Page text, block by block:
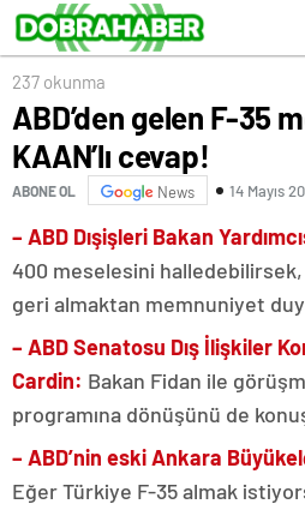
237 okunma
ABD’den gelen F-35
KAAN’lı cevap!
ABONE OL News 14 Mayıs
– ABD Dışişleri Bakan
400 meselesini halledebilirsek,
geri almaktan memnuniyet
– ABD Senatosu Dış İlişkiler
Cardin: Bakan Fidan ile
programına dönüşünü de
– ABD’nin eski Ankara
Eğer Türkiye F-35 almak